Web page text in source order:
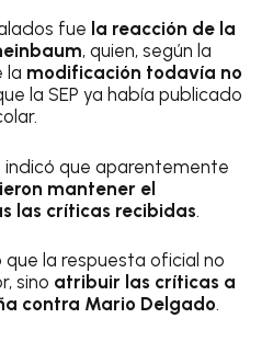
fue la reacción de la
, quien, según la
la modificación todavía no
la SEP ya había publicado
indicó que aparentemente
mantener el
las críticas recibidas.
la respuesta oficial no
sino atribuir las críticas a
contra Mario Delgado.